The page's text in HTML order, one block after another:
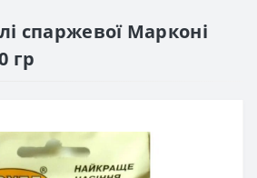
спаржевої Марконі
гр